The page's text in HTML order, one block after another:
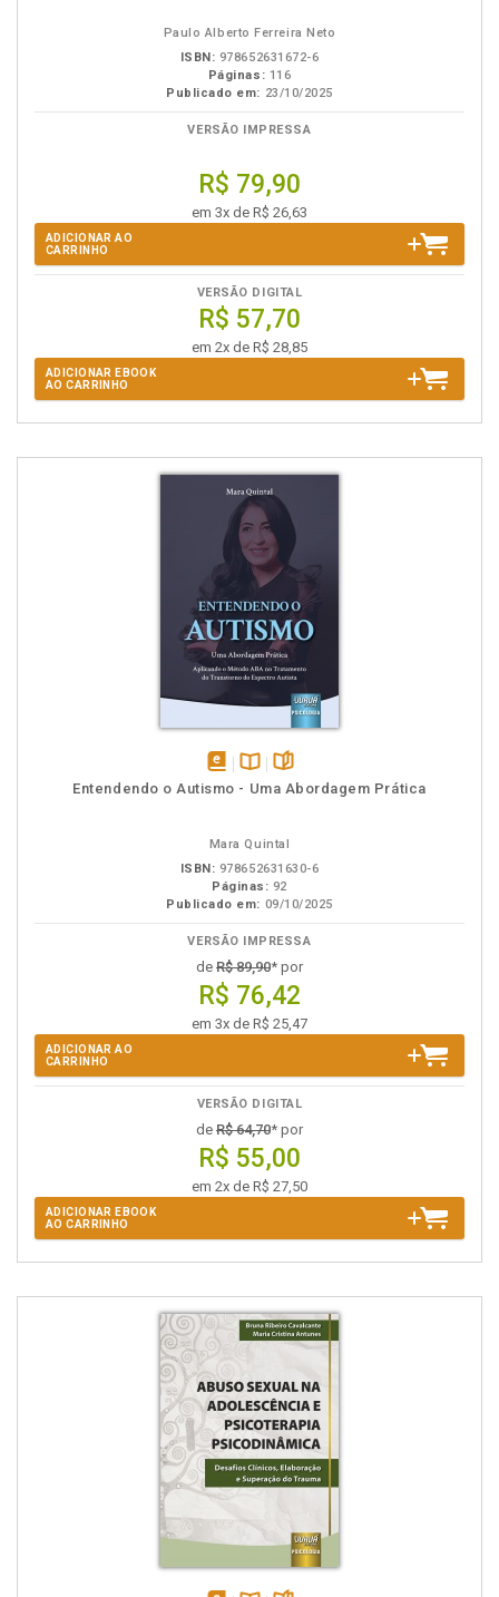
Paulo Alberto Ferreira Neto
ISBN: 978652631672-6
Páginas: 116
Publicado em: 23/10/2025
VERSÃO IMPRESSA
R$ 79,90
em 3x de R$ 26,63
ADICIONAR AO
CARRINHO
VERSÃO DIGITAL
R$ 57,70
em 2x de R$ 28,85
ADICIONAR EBOOK
AO CARRINHO
disponívelDisponível
páginas
Entendendo o Autismo - Uma Abordagem Prática
Mara Quintal
ISBN: 978652631630-6
Páginas: 92
Publicado em: 09/10/2025
VERSÃO IMPRESSA
de R$ 89,90* por
R$ 76,42
em 3x de R$ 25,47
ADICIONAR AO
CARRINHO
VERSÃO DIGITAL
de R$ 64,70* por
R$ 55,00
em 2x de R$ 27,50
ADICIONAR EBOOK
AO CARRINHO